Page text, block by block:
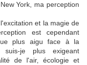
York, ma perception
et la magie de
est cependant
plus aigu face à la
suis-je plus exigeant
de l'air, écologie et